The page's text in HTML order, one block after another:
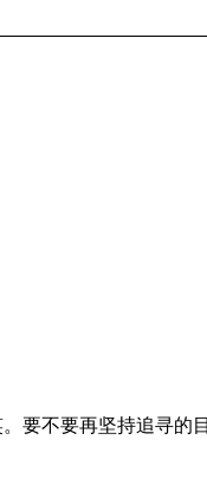
要不要再坚持追寻的